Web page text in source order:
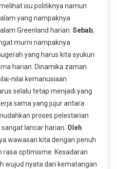
isu politiknya namun
yang nampaknya
Greenland harian. Sebab,
murni nampaknya
yang harus kita syukuri
harian. Dinamika zaman
nilai kemanusiaan
selalu tetap menjadi yang
sama yang jujur antara
proses pelestarian
lancar harian. Oleh
wawasan kita dengan penuh
rasa optimisme. Kesadaran
wujud nyata dari kematangan